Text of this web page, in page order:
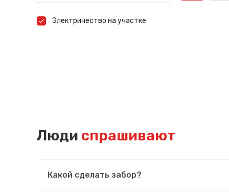
Электричество на участке
Люди спрашивают
Какой сделать забор?